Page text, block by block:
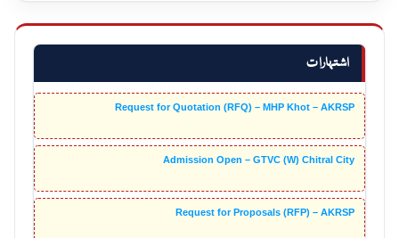
اشتہارات
Request for Quotation (RFQ) – MHP Khot – AKRSP
Admission Open – GTVC (W) Chitral City
Request for Proposals (RFP) – AKRSP